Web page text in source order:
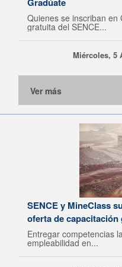
Quienes se inscriban
gratuita del SENCE...
Miércoles, 5
Ver más
SENCE y MineClass
oferta de
Entregar competencias
empleabilidad en...